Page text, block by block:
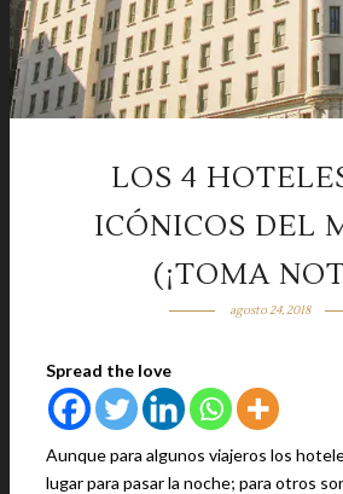
LOS 4
ICÓNICOS DEL
(¡TOMA
agosto 24, 2018
Spread the love
Aunque para algunos viajeros los
lugar para pasar la noche; para otros